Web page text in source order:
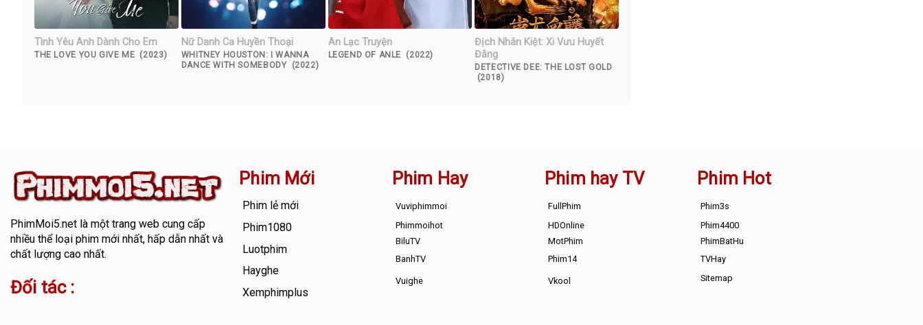
Tình Yêu Anh Dành Cho Em
THE LOVE YOU GIVE ME (2023)
Nữ Danh Ca Huyền Thoại
WHITNEY HOUSTON: I WANNA
DANCE WITH SOMEBODY (2022)
An Lạc Truyện
LEGEND OF ANLE (2022)
Địch Nhân Kiệt: Xi Vưu Huyết
Đằng
DETECTIVE DEE: THE LOST GOLD
(2018)
PhimMoi5.netlà một trang web cung cấp
nhiều thể loại phim mới nhất, hấp dẫn nhất và
chất lượng cao nhất.
Đối tác :
Phim Mới
Phim lẻ mới
Phim1080
Luotphim
Hayghe
Xemphimplus
Phim Hay
Vuviphimmoi
Phimmoihot
BiluTV
BanhTV
Vuighe
Phim hay TV
FullPhim
HDOnline
MotPhim
Phim14
Vkool
Phim Hot
Phim3s
Phim4400
PhimBatHu
TVHay
Sitemap